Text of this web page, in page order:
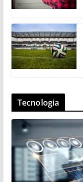
Tecnologia